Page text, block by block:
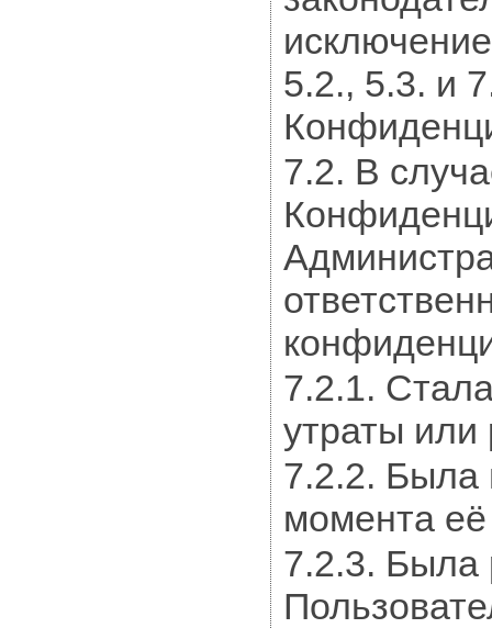
5.2., 5.3. и
7.2. В
7.2.1.
утраты или
7.2.2. Была
момента
7.2.3. Была